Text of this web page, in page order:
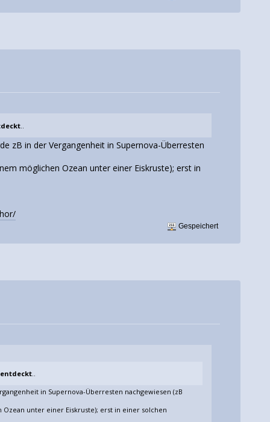
..
zB in der Vergangenheit in Supernova-Überresten
möglichen Ozean unter einer Eiskruste); erst in
Gespeichert
..
in Supernova-Überresten nachgewiesen (zB
unter einer Eiskruste); erst in einer solchen